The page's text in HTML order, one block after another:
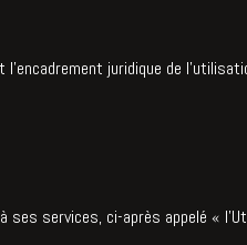
juridique de
ses services, ci-après appelé «